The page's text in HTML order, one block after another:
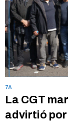
7A
La CGT
advirtió por